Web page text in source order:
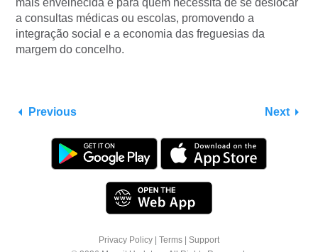
mais envelhecida e para quem necessita de se deslocar
a consultas médicas ou escolas, promovendo a
integração social e a economia das freguesias da
margem do concelho.
Previous Next
Privacy Policy Terms
Support